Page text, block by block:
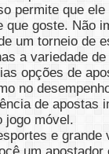
permite que
goste. Não
um torneio
a variedade
opções de
no
de
jogo móvel.
e